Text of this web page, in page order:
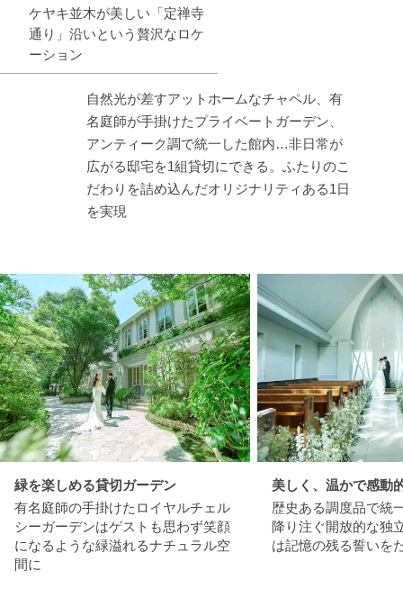
ケヤキ並木が美しい「定禅寺
通り」沿いという贅沢なロケ
ーション
自然光が差すアットホームなチャペル、有
名庭師が手掛けたプライベートガーデン、
アンティーク調で統一した館内…非日常が
広がる邸宅を1組貸切にできる。ふたりのこ
だわりを詰め込んだオリジナリティある1日
を実現
緑を楽しめる貸切ガーデン
有名庭師の手掛けたロイヤルチェル
シーガーデンはゲストも思わず笑顔
になるような緑溢れるナチュラル空
間に
美しく、温かで感動
歴史ある調度品で統
降り注ぐ開放的な独
は記憶の残る誓いを